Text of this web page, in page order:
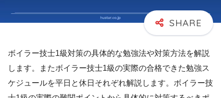
ボイラー技士1級対策の具体的な勉強法や対策方法を解説
します。またボイラー技士1級の実際の合格できた勉強ス
ケジュールを平日と休日それぞれ解説します。ボイラー技